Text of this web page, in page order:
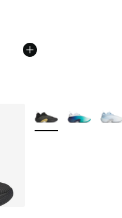
Weitere Farben